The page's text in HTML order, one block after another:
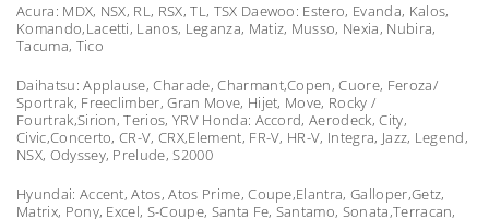
Acura: MDX, NSX, RL, RSX, TL, TSX Daewoo: Estero, Evanda, Kalos,
Komando,Lacetti, Lanos, Leganza, Matiz, Musso, Nexia, Nubira,
Tacuma, Tico
Daihatsu: Applause, Charade, Charmant,Copen, Cuore, Feroza/
Sportrak, Freeclimber, Gran Move, Hijet, Move, Rocky /
Fourtrak,Sirion, Terios, YRV Honda: Accord, Aerodeck, City,
Civic,Concerto, CR-V, CRX,Element, FR-V, HR-V, Integra, Jazz, Legend,
NSX, Odyssey, Prelude, S2000
Hyundai: Accent, Atos, Atos Prime, Coupe,Elantra, Galloper,Getz,
Matrix, Pony, Excel, S-Coupe, Santa Fe, Santamo, Sonata,Terracan,